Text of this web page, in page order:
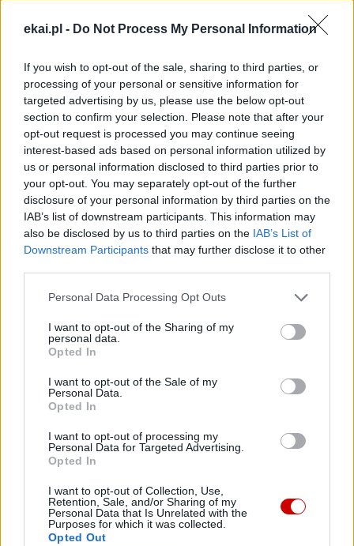
ekai.pl - Do Not Process My Personal Information
If you wish to opt-out of the sale, sharing to third parties, or
processing of your personal or sensitive information for
targeted advertising by us, please use the below opt-out
section to confirm your selection. Please note that after your
opt-out request is processed you may continue seeing
interest-based ads based on personal information utilized by
us or personal information disclosed to third parties prior to
your opt-out. You may separately opt-out of the further
disclosure of your personal information by third parties on the
IAB’s list of downstream participants. This information may
also be disclosed by us to third parties on the IAB’s List of
Downstream Participants that may further disclose it to other
Personal Data Processing Opt Outs
I want to opt-out of the Sharing of my
personal data.
Opted In
I want to opt-out of the Sale of my
Personal Data.
Opted In
I want to opt-out of processing my
Personal Data for Targeted Advertising.
Opted In
I want to opt-out of Collection, Use,
Retention, Sale, and/or Sharing of my
Personal Data that Is Unrelated with the
Purposes for which it was collected.
Opted Out
W pracach zgromadzenia kontynentalnego bierze udział
Generalnym Synodu o synodalności. W swoim
wystąpieniu 7 lutego powiedziała, że właściwym tematem
obecnego Synodu jest tożsamość Kościoła, bo przecież
zasadniczy temat, jakim jest „synodalność”, można
poznać tylko dzięki wspólnemu działaniu. Dzięki praktyce
synodalności, nawiązującej do II Soboru Watykańskiego,
Kościół udziela „odpowiedzi na Boże wezwanie w każdym
czasie i w każdym miejscu”. W ten sposób jest
kontynuowana recepcja Vaticanum II – stwierdziła s.
Becquart.
zaplanowano na najbliższe tygodnie do końca marca. Na
przykład przedstawiciele katolickich Kościołów
wschodnich spotkają się od 12 do 18 lutego w Bejrucie w
Libanie. Zgromadzenie azjatyckie zbierze się w stolicy
Tajlandii – Bangkoku w dniach 24-27 lutego, podczas gdy
faza synodalna dla Afryki odbędzie się w Addis Abebie od
1 do 3 marca, a dla Ameryki Południowej (Kolumbia) w
dniach 17-23 marca. W Ameryce Północnej dziesięć
regionalnych zgromadzeń odbyło się już w styczniu
Każde z tych siedmiu zgromadzeń kontynentalnych
opracuje własny dokument ze swoich obrad i prześle go